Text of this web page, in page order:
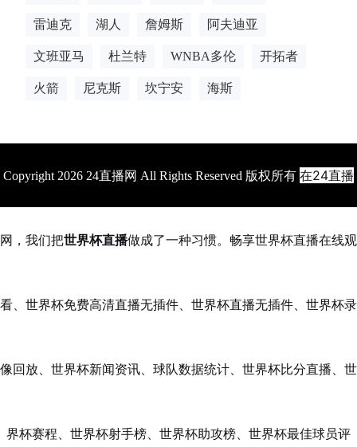
雷迪克 湖人 詹姆斯 阿夫迪亚
文班亚马 杜兰特 WNBA多伦 开拓者
火箭 尼克斯 坎宁安 海斯
Copyright 2026 24直播网 All Rights Reserved 版权所有 在24直播
网，我们把世界杯直播做成了一种习惯。畅享世界杯直播在线观
看、世界杯免费高清直播无插件、世界杯直播无插件、世界杯录
像回放、世界杯新闻资讯、球队数据统计、世界杯比分直播、世
界杯赛程、世界杯射手榜、世界杯助攻榜、世界杯最佳球员评